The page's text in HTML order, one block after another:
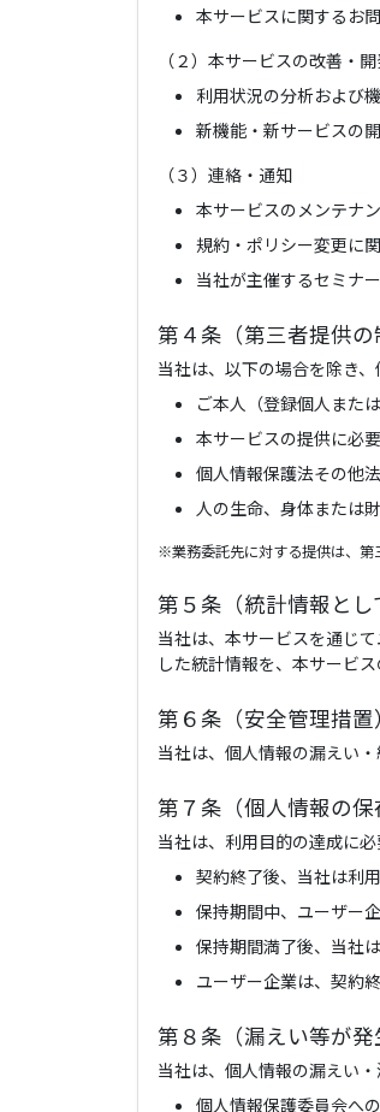
本サービスに関するお
（２）本サービスの改善・
利用状況の分析および
新機能・新サービスの
（３）連絡・通知
本サービスのメンテナ
規約・ポリシー変更に
当社が主催するセミナ
第４条（第三者提供の
当社は、以下の場合を除き
ご本人（登録個人また
本サービスの提供に必
個人情報保護法その他
人の生命、身体または
※業務委託先に対する提供は、第
第５条（統計情報とし
当社は、本サービスを通じ
した統計情報を、本サービ
第６条（安全管理措置）
当社は、個人情報の漏えい
第７条（個人情報の保
当社は、利用目的の達成に
契約終了後、当社は利
保持期間中、ユーザー
保持期間満了後、当社
ユーザー企業は、契約
第８条（漏えい等が発
当社は、個人情報の漏えい
個人情報保護委員会へ